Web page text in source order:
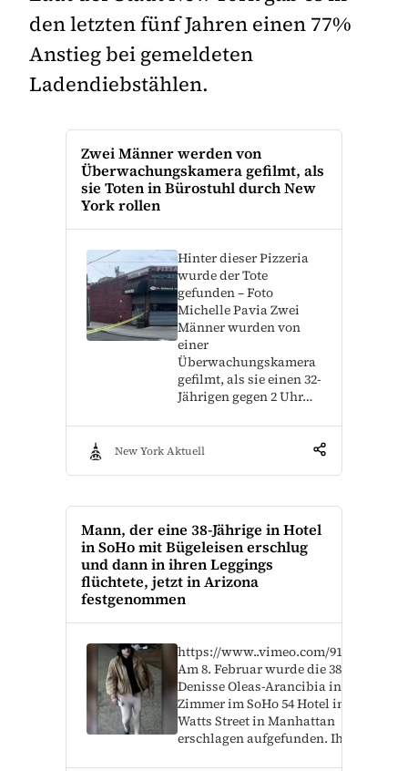
den letzten fünf Jahren einen 77%
Anstieg bei gemeldeten
Ladendiebstählen.
Zwei Männer werden von
Überwachungskamera gefilmt, als
sie Toten in Bürostuhl durch New
York rollen
Hinter dieser Pizzeria
wurde der Tote
gefunden – Foto
Michelle Pavia Zwei
Männer wurden von
einer
Überwachungskamera
gefilmt, als sie einen 32-
Jährigen gegen 2 Uhr…
New York Aktuell
Mann, der eine 38-Jährige in Hotel
in SoHo mit Bügeleisen erschlug
und dann in ihren Leggings
flüchtete, jetzt in Arizona
festgenommen
https://www..vimeo.com/915517443?
Am 8. Februar wurde die 38-jährige
Denisse Oleas-Arancibia in einem
Zimmer im SoHo 54 Hotel in der
Watts Street in Manhattan
erschlagen aufgefunden. Ihre…